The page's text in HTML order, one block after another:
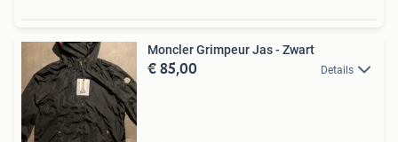
Moncler Grimpeur Jas - Zwart
€ 85,00 Details